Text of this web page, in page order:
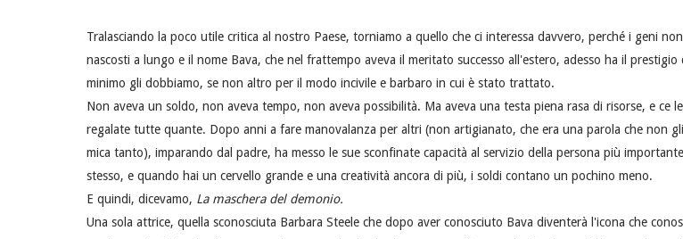
Tralasciando la poco utile critica al nostro Paese, torniamo a quello che ci interessa davvero, perché i geni
nascosti a lungo e il nome Bava, che nel frattempo aveva il meritato successo all'estero, adesso ha il prestigio
minimo gli dobbiamo, se non altro per il modo incivile e barbaro in cui è stato trattato.
Non aveva un soldo, non aveva tempo, non aveva possibilità. Ma aveva una testa piena rasa di risorse, e ce
regalate tutte quante. Dopo anni a fare manovalanza per altri (non artigianato, che era una parola che non
mica tanto), imparando dal padre, ha messo le sue sconfinate capacità al servizio della persona più
stesso, e quando hai un cervello grande e una creatività ancora di più, i soldi contano un pochino meno.
E quindi, dicevamo, La maschera del demonio.
Una sola attrice, quella sconosciuta Barbara Steele che dopo aver conosciuto Bava diventerà l'icona che